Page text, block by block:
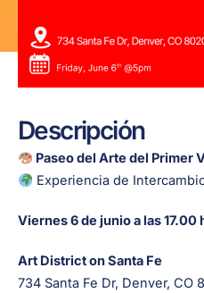
Descripción
Paseo del Arte del Primer
Experiencia de
Viernes 6 de junio a las 17.00
Art District on Santa Fe
734 Santa Fe Dr, Denver, CO